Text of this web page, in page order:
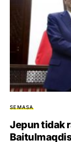
SEMASA
Jepun tidak
Baitulmaqdis